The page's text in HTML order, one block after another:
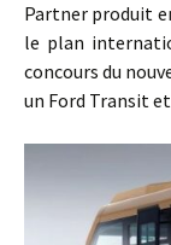
Partner produit
le plan
concours du
un Ford Transit